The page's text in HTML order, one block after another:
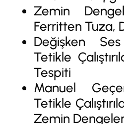
Zemin
Ferritten Tuza,
Değişken
Tetikle
Tespiti
Manuel
Tetikle
Zemin